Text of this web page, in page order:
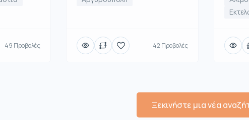
49 Προβολές 42 Προβολές
Ξεκινήστε μια νέα